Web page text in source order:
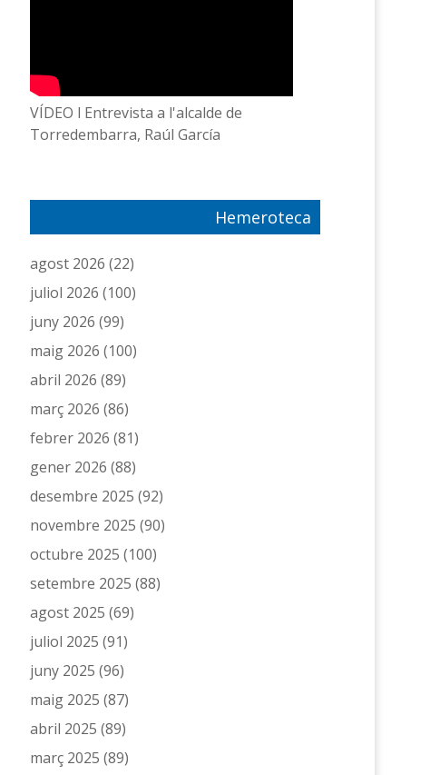
VÍDEO l Entrevista a l'alcalde de
Torredembarra, Raúl García
Hemeroteca
agost 2026 (22)
juliol 2026 (100)
juny 2026 (99)
maig 2026 (100)
abril 2026 (89)
març 2026 (86)
febrer 2026 (81)
gener 2026 (88)
desembre 2025 (92)
novembre 2025 (90)
octubre 2025 (100)
setembre 2025 (88)
agost 2025 (69)
juliol 2025 (91)
juny 2025 (96)
maig 2025 (87)
abril 2025 (89)
març 2025 (89)